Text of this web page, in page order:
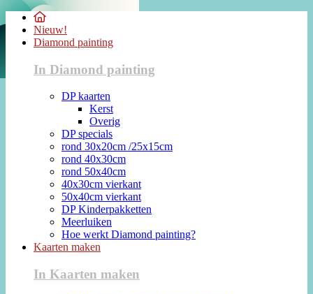
Nieuw!
Diamond painting
In Diamond painting
DP kaarten
Kerst
Overig
DP specials
rond 30x20cm /25x15cm
rond 40x30cm
rond 50x40cm
40x30cm vierkant
50x40cm vierkant
DP Kinderpakketten
Meerluiken
Hoe werkt Diamond painting?
Kaarten maken
In Kaarten maken